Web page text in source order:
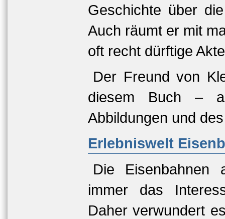
Geschichte über
Auch räumt er mit
oft recht dürftige
Der Freund von
diesem Buch –
Abbildungen und
Erlebniswelt
Die Eisenbahnen
immer das
Daher verwundert